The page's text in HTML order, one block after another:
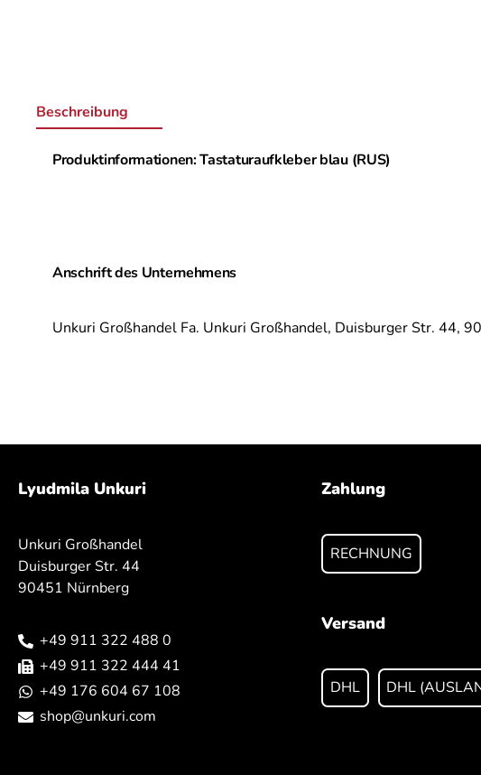
Beschreibung
Produktinformationen: Tastaturaufkleber blau (RUS)
Anschrift des Unternehmens
Unkuri Großhandel Fa. Unkuri Großhandel, Duisburger Str. 44,
Lyudmila Unkuri
Unkuri Großhandel
Duisburger Str. 44
90451 Nürnberg
+49 911 322 488 0
+49 911 322 444 41
+49 176 604 67 108
shop@unkuri.com
Zahlung
RECHNUNG
Versand
DHL DHL